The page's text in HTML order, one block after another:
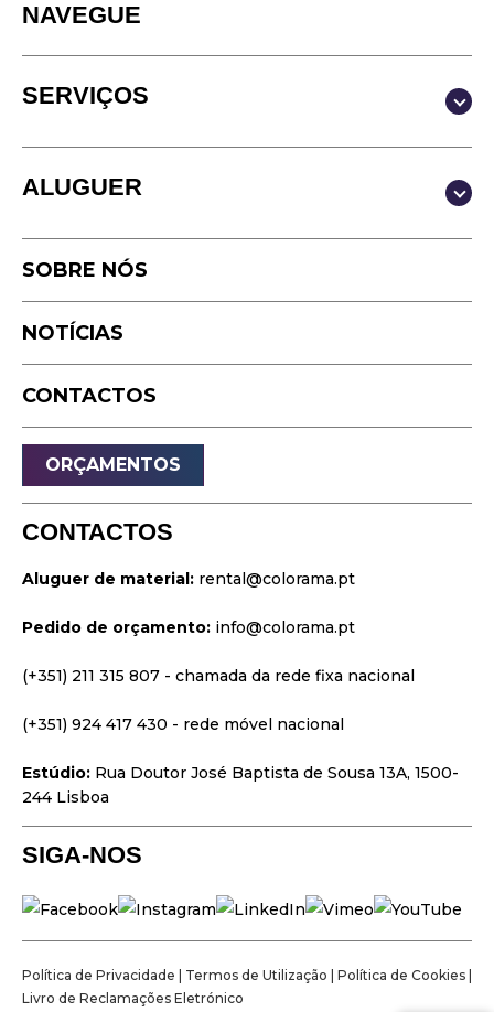
NAVEGUE
SERVIÇOS
Produção & Conteúdos
Vídeo
Podcast
Timelapse
Drone
Som
Luz
Palcos
Websites
Identidade Visual
ALUGUER
Estúdio
Equipamento
SOBRE NÓS
NOTÍCIAS
CONTACTOS
ORÇAMENTOS
CONTACTOS
Aluguer de material: rental@colorama.pt
Pedido de orçamento: info@colorama.pt
(+351) 211 315 807 - chamada da rede fixa nacional
(+351) 924 417 430 - rede móvel nacional
Estúdio: Rua Doutor José Baptista de Sousa 13A, 1500-
244 Lisboa
SIGA-NOS
Política de Privacidade Termos de Utilização Política de Cookies
Livro de Reclamações Eletrónico